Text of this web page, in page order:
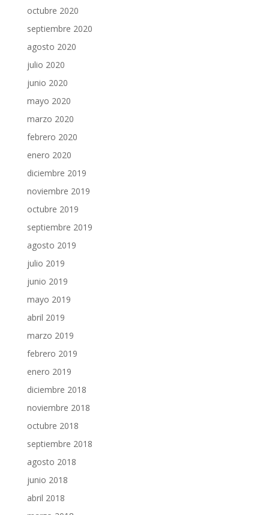
octubre 2020
septiembre 2020
agosto 2020
julio 2020
junio 2020
mayo 2020
marzo 2020
febrero 2020
enero 2020
diciembre 2019
noviembre 2019
octubre 2019
septiembre 2019
agosto 2019
julio 2019
junio 2019
mayo 2019
abril 2019
marzo 2019
febrero 2019
enero 2019
diciembre 2018
noviembre 2018
octubre 2018
septiembre 2018
agosto 2018
junio 2018
abril 2018